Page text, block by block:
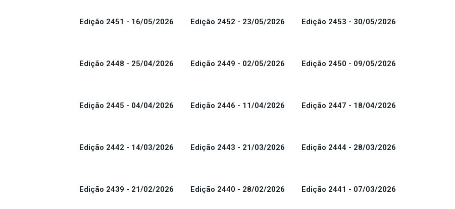
Edição 2451 - 16/05/2026 Edição 2452 - 23/05/2026 Edição 2453 - 30/05/2026
Edição 2448 - 25/04/2026 Edição 2449 - 02/05/2026 Edição 2450 - 09/05/2026
Edição 2445 - 04/04/2026 Edição 2446 - 11/04/2026 Edição 2447 - 18/04/2026
Edição 2442 - 14/03/2026 Edição 2443 - 21/03/2026 Edição 2444 - 28/03/2026
Edição 2439 - 21/02/2026 Edição 2440 - 28/02/2026 Edição 2441 - 07/03/2026